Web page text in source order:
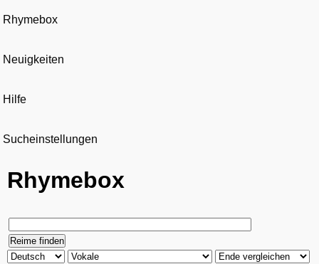
Rhymebox
Neuigkeiten
Hilfe
Sucheinstellungen
Rhymebox